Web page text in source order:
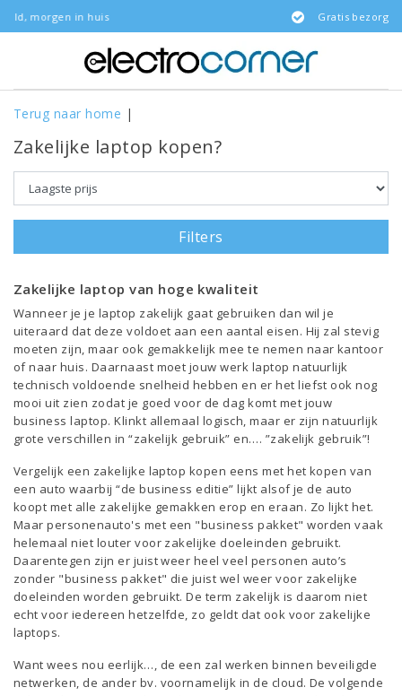
Terug naar home |
Zakelijke laptop kopen?
Filters
Zakelijke laptop van hoge kwaliteit
Wanneer je je laptop zakelijk gaat gebruiken dan wil je
uiteraard dat deze voldoet aan een aantal eisen. Hij zal stevig
moeten zijn, maar ook gemakkelijk mee te nemen naar kantoor
of naar huis. Daarnaast moet jouw werk laptop natuurlijk
technisch voldoende snelheid hebben en er het liefst ook nog
mooi uit zien zodat je goed voor de dag komt met jouw
business laptop. Klinkt allemaal logisch, maar er zijn natuurlijk
grote verschillen in “zakelijk gebruik” en…. ”zakelijk gebruik”!
Vergelijk een zakelijke laptop kopen eens met het kopen van
een auto waarbij “de business editie” lijkt alsof je de auto
koopt met alle zakelijke gemakken erop en eraan. Zo lijkt het.
Maar personenauto's met een "business pakket" worden vaak
helemaal niet louter voor zakelijke doeleinden gebruikt.
Daarentegen zijn er juist weer heel veel personen auto’s
zonder "business pakket" die juist wel weer voor zakelijke
doeleinden worden gebruikt. De term zakelijk is daarom niet
echt voor iedereen hetzelfde, zo geldt dat ook voor zakelijke
laptops.
Want wees nou eerlijk…, de een zal werken binnen beveiligde
netwerken, de ander bv. voornamelijk in de cloud. De volgende